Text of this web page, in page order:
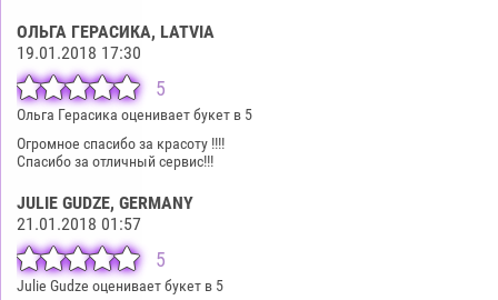
ОЛЬГА ГЕРАСИКА, LATVIA
19.01.2018 17:30
5
Ольга Герасика оценивает букет в 5
Огромное спасибо за красоту !!!!
Спасибо за отличный сервис!!!
JULIE GUDZE, GERMANY
21.01.2018 01:57
5
Julie Gudze оценивает букет в 5